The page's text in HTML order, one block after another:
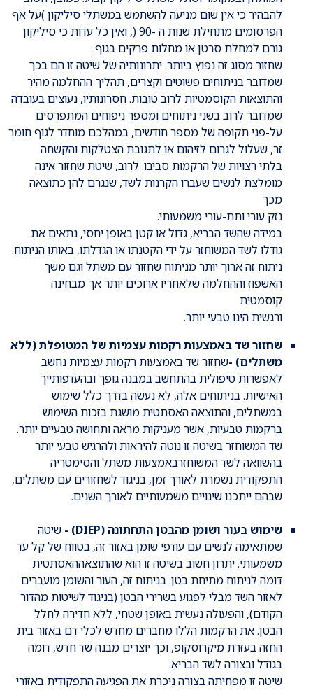
להבהיר כי אין שום מניעה להשתמש במשתלי סיליקון )על אף
הפרסומים מתחילת שנות ה -90 (, ואין כל עדות כי סיליקון
גורם למחלת סרטן או מחלות פרקים בגוף.
שחזור מסוג זה נפוץ ביותר. יתרונותיה של שיטה זו הם בכך
שמדובר בניתוחים פשוטים וקצרים, תהליך ההחלמה מהיר
והתוצאות הקוסמטיות לרוב טובות. חסרונותיו, נעוצים בעובדה
שמדובר לרוב בשני ניתוחים ומספר ניפוחים המתפרסים
על-פני תקופה של מספר חודשים, במהלכם מוחדר לגוף חומר
זר, שעלול לגרום לזיהום או לתגובת הצטלקות והקשחה
בלתי רצויות של הרקמות סביבו. לרוב, שיטת שחזור אינה
מומלצת לנשים שעברו הקרנות לשד, שנגרם להן כתוצאה
מכך
נזק עורי ותת-עורי משמעותי.
במידה שהשד הבריא, גדול או קטן באופן יחסי, נתאים את
גודלו לשד המשוחזר על ידי הקטנתו או הגדלתו, באותו הניתוח.
ניתוח זה ארוך יותר מניתוח שחזור עם משתל וגם משך
האשפוז וההחלמה שלאחריו ארוכים יותר אך מבחינה
קוסמטית
ורגשית הינו טבעי יותר.
שחזור שד באמצעות רקמות עצמיות של המטופלת (ללא
משתלים) -שחזור שד באמצעות רקמות עצמיות נחשב
לאפשרות טיפולית בהתחשב במבנה גופך ובהעדפותייך
האישיות. בניתוחים אלה, לא נעשה בדרך כלל שימוש
במשתלים, והתוצאה האסתטית מושגת בזכות השימוש
ברקמות טבעיות, אשר מעניקות מראה ותחושה טבעיים יותר.
שד המשוחזר בשיטה זו נוטה להיראות ולהרגיש טבעי יותר
בהשוואה לשד המשוחזרבאמצעות משתל והסימטריה
התפקודית נשמרת לאורך זמן, בניגוד לשחזורים עם משתלים,
שבהם ייתכנו שינויים משמעותיים לאורך השנים.
שימוש בעור ושומן מהבטן התחתונה (DIEP) -
שיטה
שמתאימה לנשים עם עודפי שומן באזור זה, בטווח של קל עד
משמעותי. יתרון חשוב בשיטה זו הוא שהתוצאההאסתטית
דומה לניתוח מתיחת בטן. בניתוח זה, העור והשומן מועברים
לאזור השד מבלי לפגוע בשרירי הבטן (בניגוד לשיטות מהדור
הקודם), והפעולה נעשית באופן שטחי, ללא חדירה לחלל
הבטן. את הרקמות הללו מחברים מחדש לכלי דם באזור בית
החזה בעזרת מיקרוסקופ, וכך יוצרים מבנה שד חדש, דומה
בגודל ובצורה לשד הבריא.
שיטה זו מפחיתה בצורה ניכרת את הפגיעה התפקודית באזורי